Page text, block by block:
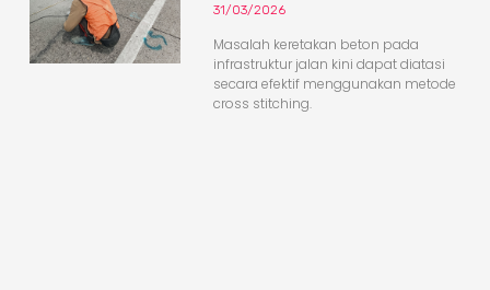
31/03/2026
Masalah keretakan beton pada
infrastruktur jalan kini dapat diatasi
secara efektif menggunakan metode
cross stitching.